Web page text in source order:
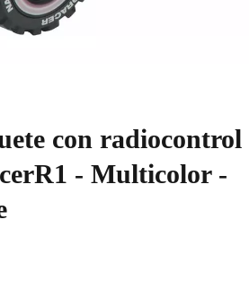
con radiocontrol
- Multicolor -